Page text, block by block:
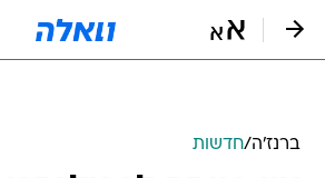
אין כניסה לפרילנסרים